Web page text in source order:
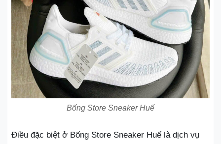
Bống Store Sneaker Huế
Điều đặc biệt ở Bống Store Sneaker Huế là dịch vụ